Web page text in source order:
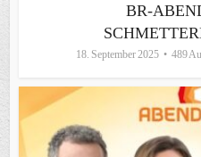
BR-
18. September 2025 489